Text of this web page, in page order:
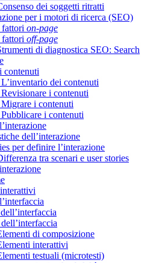
dei soggetti ritratti
per i motori di ricerca (SEO)
on-page
off-page
di diagnostica SEO: Search
contenuti
dei contenuti
i contenuti
i contenuti
i contenuti
dell’interazione
per definire l’interazione
tra scenari e user stories
di composizione
interattivi
testuali (microtesti)